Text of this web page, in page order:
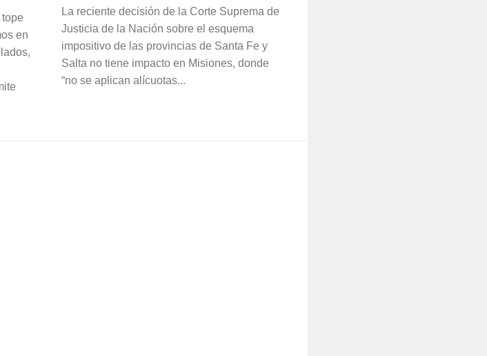
en
La reciente decisión de la Corte Suprema de
Justicia de la Nación sobre el esquema
impositivo de las provincias de Santa Fe y
Salta no tiene impacto en Misiones, donde
“no se aplican alícuotas...